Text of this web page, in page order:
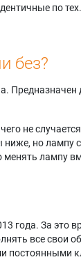
по
без?
не
ниже, но лампу
менять лампу
года. За это
все свои
постоянными